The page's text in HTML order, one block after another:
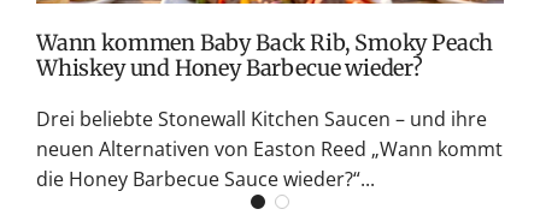
Wann kommen Baby Back Rib, Smoky Peach
Whiskey und Honey Barbecue wieder?
Drei beliebte Stonewall Kitchen Saucen – und ihre
neuen Alternativen von Easton Reed „Wann kommt
die Honey Barbecue Sauce wieder?“...